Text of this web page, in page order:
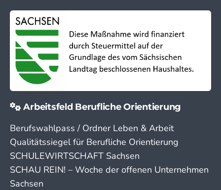
Arbeitsfeld Berufliche Orientierung
Berufswahlpass / Ordner Leben & Arbeit
Qualitätssiegel für Berufliche Orientierung
SCHULEWIRTSCHAFT Sachsen
SCHAU REIN! – Woche der offenen Unternehmen
Sachsen